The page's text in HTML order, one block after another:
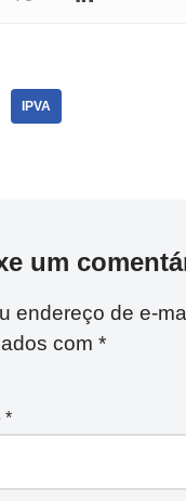
IPVA
um
endereço de e-
com *
*